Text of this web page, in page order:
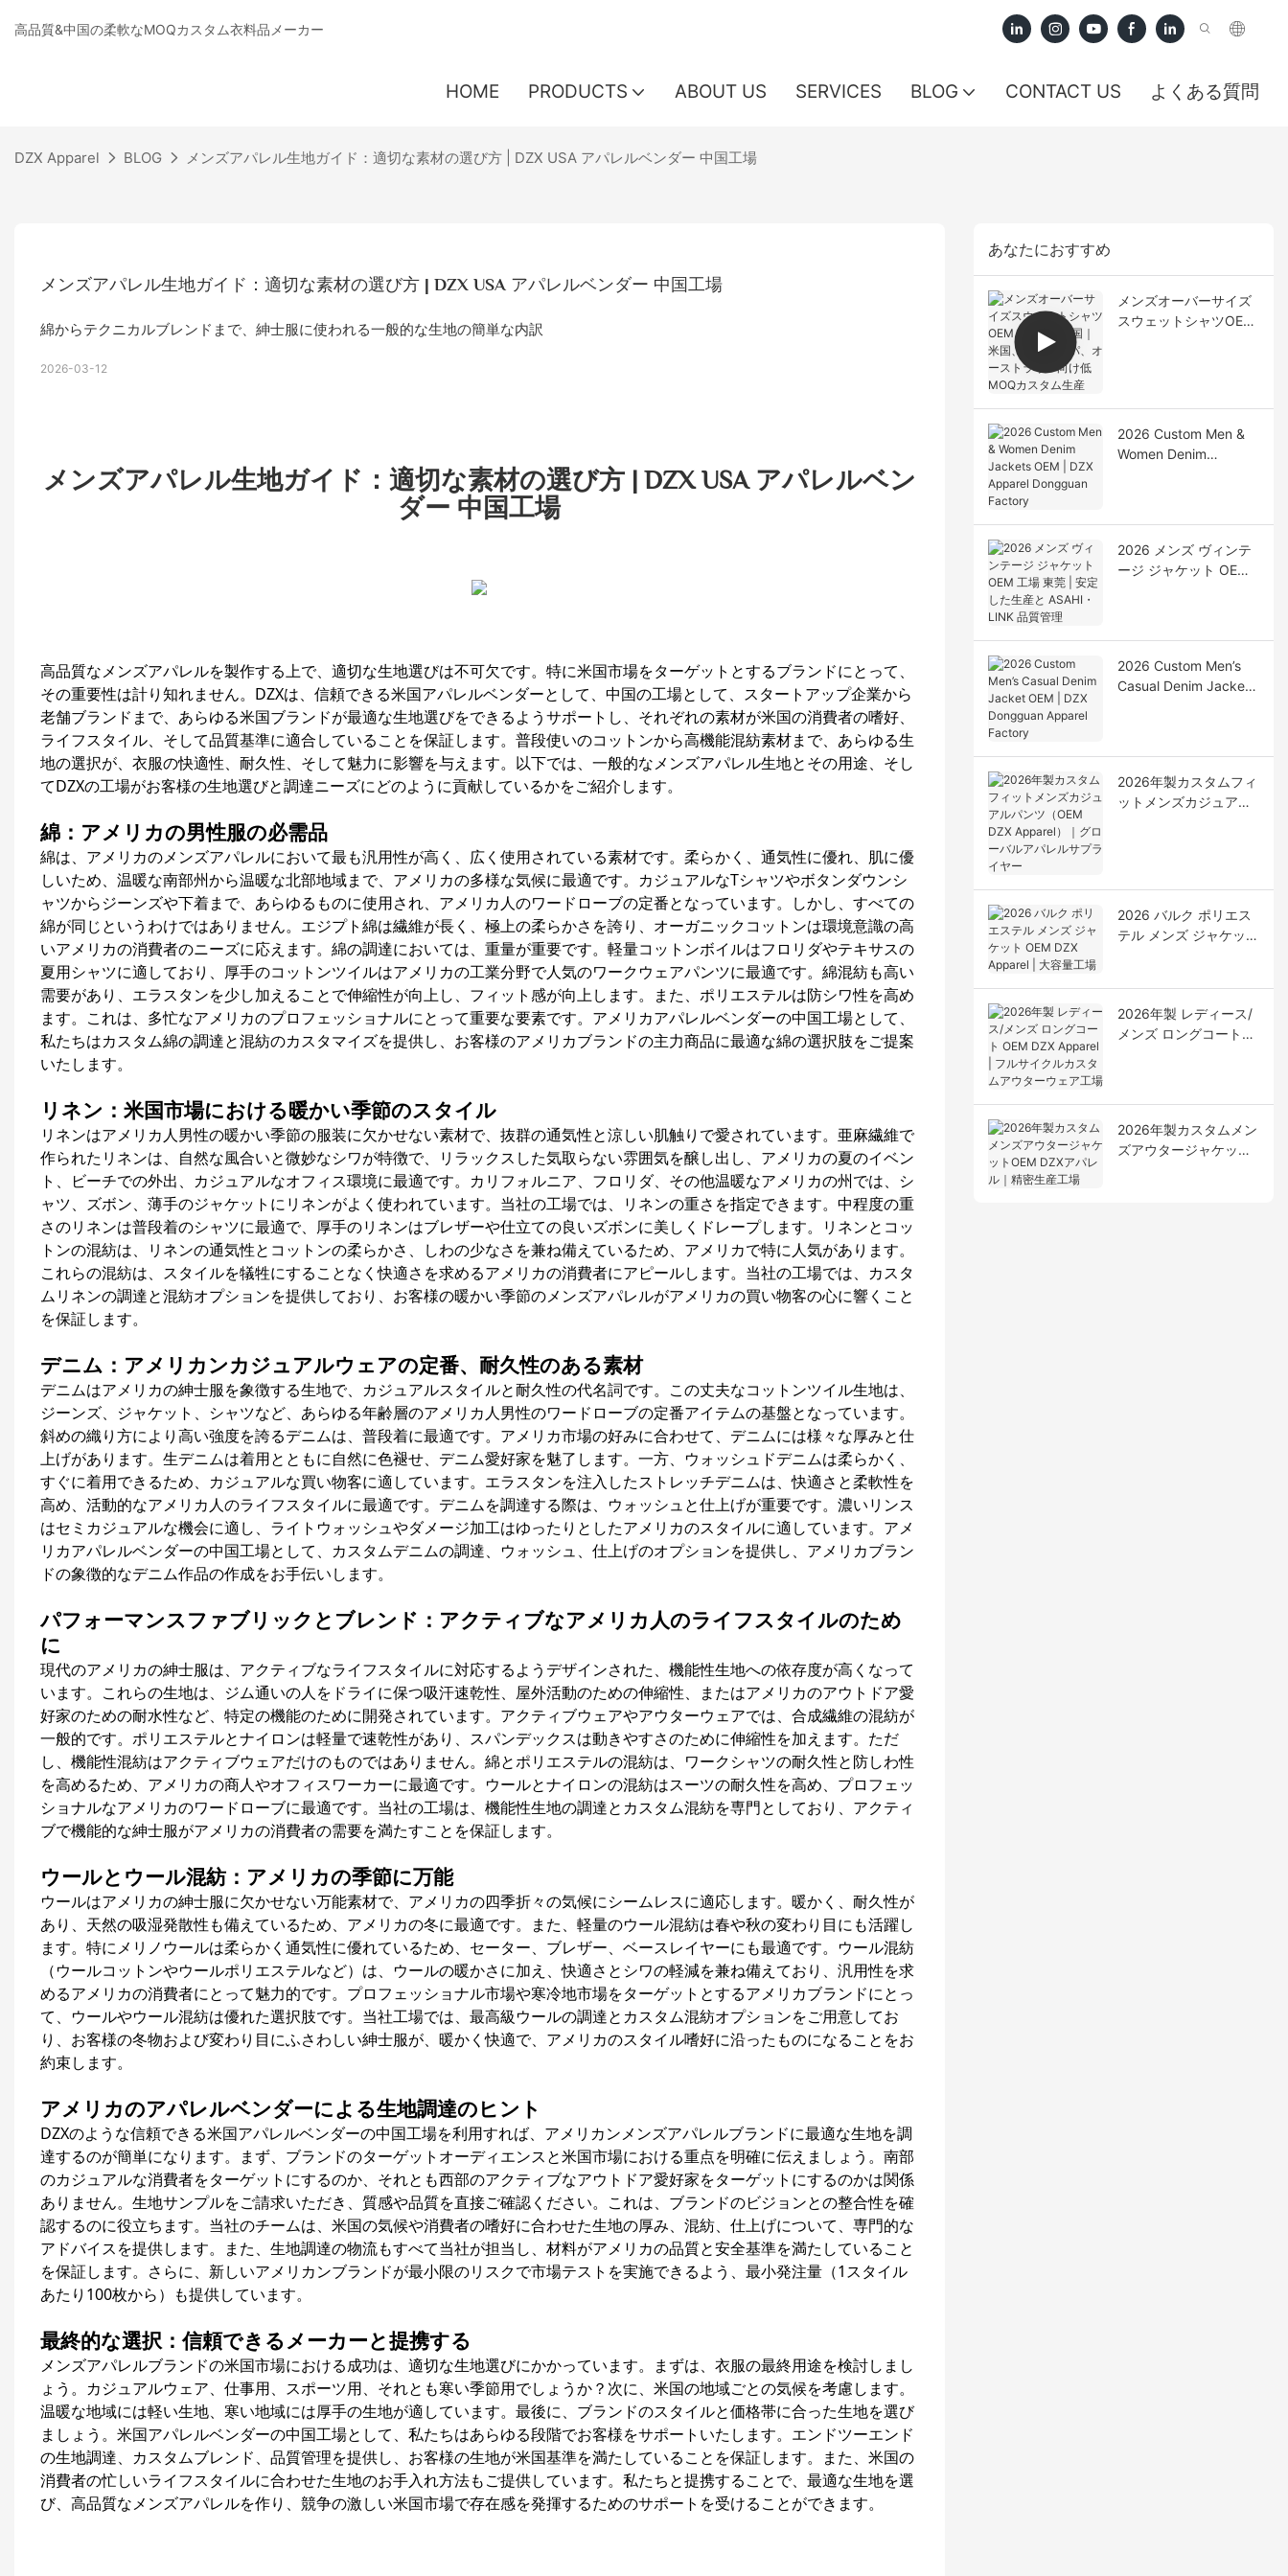
高品質&中国の柔軟なMOQカスタム衣料品メーカー
HOME PRODUCTS ABOUT US SERVICES BLOG CONTACT US よくある質問
DZX Apparel BLOG メンズアパレル生地ガイド：適切な素材の選び方 | DZX USA アパレルベンダー 中国工場
メンズアパレル生地ガイド：適切な素材の選び方 | DZX USA アパレルベンダー 中国工場
綿からテクニカルブレンドまで、紳士服に使われる一般的な生地の簡単な内訳
2026-03-12
メンズアパレル生地ガイド：適切な素材の選び方 | DZX USA アパレルベン
ダー 中国工場
高品質なメンズアパレルを製作する上で、適切な生地選びは不可欠です。特に米国市場をターゲットとするブランドにとって、
その重要性は計り知れません。DZXは、信頼できる米国アパレルベンダーとして、中国の工場として、スタートアップ企業から
老舗ブランドまで、あらゆる米国ブランドが最適な生地選びをできるようサポートし、それぞれの素材が米国の消費者の嗜好、
ライフスタイル、そして品質基準に適合していることを保証します。普段使いのコットンから高機能混紡素材まで、あらゆる生
地の選択が、衣服の快適性、耐久性、そして魅力に影響を与えます。以下では、一般的なメンズアパレル生地とその用途、そし
てDZXの工場がお客様の生地選びと調達ニーズにどのように貢献しているかをご紹介します。
綿：アメリカの男性服の必需品
綿は、アメリカのメンズアパレルにおいて最も汎用性が高く、広く使用されている素材です。柔らかく、通気性に優れ、肌に優
しいため、温暖な南部州から温暖な北部地域まで、アメリカの多様な気候に最適です。カジュアルなTシャツやボタンダウンシ
ャツからジーンズや下着まで、あらゆるものに使用され、アメリカ人のワードローブの定番となっています。しかし、すべての
綿が同じというわけではありません。エジプト綿は繊維が長く、極上の柔らかさを誇り、オーガニックコットンは環境意識の高
いアメリカの消費者のニーズに応えます。綿の調達においては、重量が重要です。軽量コットンボイルはフロリダやテキサスの
夏用シャツに適しており、厚手のコットンツイルはアメリカの工業分野で人気のワークウェアパンツに最適です。綿混紡も高い
需要があり、エラスタンを少し加えることで伸縮性が向上し、フィット感が向上します。また、ポリエステルは防シワ性を高め
ます。これは、多忙なアメリカのプロフェッショナルにとって重要な要素です。アメリカアパレルベンダーの中国工場として、
私たちはカスタム綿の調達と混紡のカスタマイズを提供し、お客様のアメリカブランドの主力商品に最適な綿の選択肢をご提案
いたします。
リネン：米国市場における暖かい季節のスタイル
リネンはアメリカ人男性の暖かい季節の服装に欠かせない素材で、抜群の通気性と涼しい肌触りで愛されています。亜麻繊維で
作られたリネンは、自然な風合いと微妙なシワが特徴で、リラックスした気取らない雰囲気を醸し出し、アメリカの夏のイベン
ト、ビーチでの外出、カジュアルなオフィス環境に最適です。カリフォルニア、フロリダ、その他温暖なアメリカの州では、シ
ャツ、ズボン、薄手のジャケットにリネンがよく使われています。当社の工場では、リネンの重さを指定できます。中程度の重
さのリネンは普段着のシャツに最適で、厚手のリネンはブレザーや仕立ての良いズボンに美しくドレープします。リネンとコッ
トンの混紡は、リネンの通気性とコットンの柔らかさ、しわの少なさを兼ね備えているため、アメリカで特に人気があります。
これらの混紡は、スタイルを犠牲にすることなく快適さを求めるアメリカの消費者にアピールします。当社の工場では、 カスタ
ムリネンの調達と混紡オプションを提供しており、お客様の暖かい季節のメンズアパレルがアメリカの買い物客の心に響くこと
を保証します。
デニム：アメリカンカジュアルウェアの定番、耐久性のある素材
デニムはアメリカの紳士服を象徴する生地で、カジュアルスタイルと耐久性の代名詞です。この丈夫なコットンツイル生地は、
ジーンズ、ジャケット、シャツなど、あらゆる年齢層のアメリカ人男性のワードローブの定番アイテムの基盤となっています。
斜めの織り方により高い強度を誇るデニムは、普段着に最適です。アメリカ市場の好みに合わせて、デニムには様々な厚みと仕
上げがあります。生デニムは着用とともに自然に色褪せ、デニム愛好家を魅了します。一方、ウォッシュドデニムは柔らかく、
すぐに着用できるため、カジュアルな買い物客に適しています。エラスタンを注入したストレッチデニムは、快適さと柔軟性を
高め、活動的なアメリカ人のライフスタイルに最適です。デニムを調達する際は、ウォッシュと仕上げが重要です。濃いリンス
はセミカジュアルな機会に適し、ライトウォッシュやダメージ加工はゆったりとしたアメリカのスタイルに適しています。アメ
リカアパレルベンダーの中国工場として、 カスタムデニムの調達、ウォッシュ、仕上げのオプションを提供し、アメリカブラン
ドの象徴的なデニム作品の作成をお手伝いします。
パフォーマンスファブリックとブレンド：アクティブなアメリカ人のライフスタイルのため
に
現代のアメリカの紳士服は、アクティブなライフスタイルに対応するようデザインされた、機能性生地への依存度が高くなって
います。これらの生地は、ジム通いの人をドライに保つ吸汗速乾性、屋外活動のための伸縮性、またはアメリカのアウトドア愛
好家のための耐水性など、特定の機能のために開発されています。アクティブウェアやアウターウェアでは、合成繊維の混紡が
一般的です。ポリエステルとナイロンは軽量で速乾性があり、スパンデックスは動きやすさのために伸縮性を加えます。ただ
し、機能性混紡はアクティブウェアだけのものではありません。綿とポリエステルの混紡は、ワークシャツの耐久性と防しわ性
を高めるため、アメリカの商人やオフィスワーカーに最適です。ウールとナイロンの混紡はスーツの耐久性を高め、プロフェッ
ショナルなアメリカのワードローブに最適です。当社の工場は、機能性生地の調達とカスタム混紡を専門としており、アクティ
ブで機能的な紳士服がアメリカの消費者の需要を満たすことを保証します。
ウールとウール混紡：アメリカの季節に万能
ウールはアメリカの紳士服に欠かせない万能素材で、アメリカの四季折々の気候にシームレスに適応します。暖かく、耐久性が
あり、天然の吸湿発散性も備えているため、アメリカの冬に最適です。また、軽量のウール混紡は春や秋の変わり目にも活躍し
ます。特にメリノウールは柔らかく通気性に優れているため、セーター、ブレザー、ベースレイヤーにも最適です。ウール混紡
（ウールコットンやウールポリエステルなど）は、ウールの暖かさに加え、快適さとシワの軽減を兼ね備えており、汎用性を求
めるアメリカの消費者にとって魅力的です。プロフェッショナル市場や寒冷地市場をターゲットとするアメリカブランドにとっ
て、ウールやウール混紡は優れた選択肢です。当社工場では、最高級ウールの調達とカスタム混紡オプションをご用意してお
り、お客様の冬物および変わり目にふさわしい紳士服が、暖かく快適で、アメリカのスタイル嗜好に沿ったものになることをお
約束します。
アメリカのアパレルベンダーによる生地調達のヒント
DZXのような信頼できる米国アパレルベンダーの中国工場を利用すれば、アメリカンメンズアパレルブランドに最適な生地を調
達するのが簡単になります。まず、ブランドのターゲットオーディエンスと米国市場における重点を明確に伝えましょう。南部
のカジュアルな消費者をターゲットにするのか、それとも西部のアクティブなアウトドア愛好家をターゲットにするのかは関係
ありません。生地サンプルをご請求いただき、質感や品質を直接ご確認ください。これは、ブランドのビジョンとの整合性を確
認するのに役立ちます。当社のチームは、米国の気候や消費者の嗜好に合わせた生地の厚み、混紡、仕上げについて、専門的な
アドバイスを提供します。また、生地調達の物流もすべて当社が担当し、材料がアメリカの品質と安全基準を満たしていること
を保証します。さらに、新しいアメリカンブランドが最小限のリスクで市場テストを実施できるよう、最小発注量（1スタイル
あたり100枚から）も提供しています。
最終的な選択：信頼できるメーカーと提携する
メンズアパレルブランドの米国市場における成功は、適切な生地選びにかかっています。まずは、衣服の最終用途を検討しまし
ょう。カジュアルウェア、仕事用、スポーツ用、それとも寒い季節用でしょうか？次に、米国の地域ごとの気候を考慮します。
温暖な地域には軽い生地、寒い地域には厚手の生地が適しています。最後に、ブランドのスタイルと価格帯に合った生地を選び
ましょう。米国アパレルベンダーの中国工場として、私たちはあらゆる段階でお客様をサポ​​ートいたします。エンドツーエンド
の生地調達、カスタムブレンド、品質管理を提供し、お客様の生地が米国基準を満たしていることを保証します。また、米国の
消費者の忙しいライフスタイルに合わせた生地のお手入れ方法もご提供しています。私たちと提携することで、最適な生地を選
び、高品質なメンズアパレルを作り、競争の激しい米国市場で存在感を発揮するためのサポートを受けることができます。
あなたにおすすめ
メンズオーバーサイズ
スウェットシャツOEM
2026 Custom Men &
Women Denim
2026 メンズ ヴィンテ
ージ ジャケット OEM
2026 Custom Men’s
Casual Denim Jacket
2026年製カスタムフィ
ットメンズカジュアル
2026 バルク ポリエス
テル メンズ ジャケット
2026年製 レディース/
メンズ ロングコート
2026年製カスタムメン
ズアウタージャケット